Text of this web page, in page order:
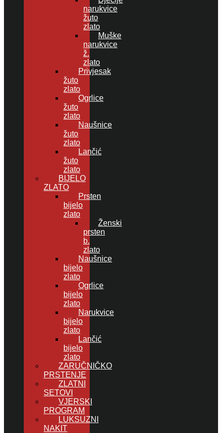
narukvice
žuto
zlato
Muške
narukvice
ž.
zlato
Privjesak
žuto
zlato
Ogrlice
žuto
zlato
Naušnice
žuto
zlato
Lančić
žuto
zlato
BIJELO
ZLATO
Prsten
bijelo
zlato
Ženski
prsten
b.
zlato
Naušnice
bijelo
zlato
Ogrlice
bijelo
zlato
Narukvice
bijelo
zlato
Lančić
bijelo
zlato
ZARUČNIČKO
PRSTENJE
ZLATNI
SETOVI
VJERSKI
PROGRAM
LUKSUZNI
NAKIT